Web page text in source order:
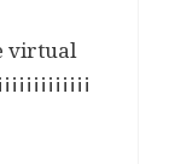
virtual